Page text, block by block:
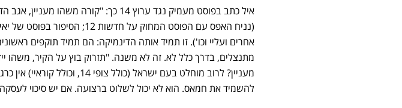
(נניח האפס עם הפוסט המחוק על
אחרים ועליי וכו'). זו תמיד אותה הדינמיקה: הם תמיד תוקפים
מתנצלים, בדרך כלל לא. זה לא משנה. "תזרוק בוץ על הקיר, משהו
מעניין? לרוב מוחלט בעם ישראל
להשמיד את חמאס. הוא לא יכול לשלוט ברצועה. אם יש סיכוי